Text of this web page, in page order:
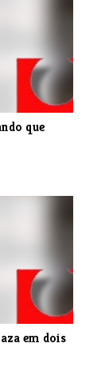
que
em dois